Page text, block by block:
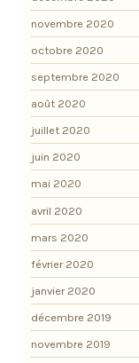
novembre 2020
octobre 2020
septembre 2020
août 2020
juillet 2020
juin 2020
mai 2020
avril 2020
mars 2020
février 2020
janvier 2020
décembre 2019
novembre 2019